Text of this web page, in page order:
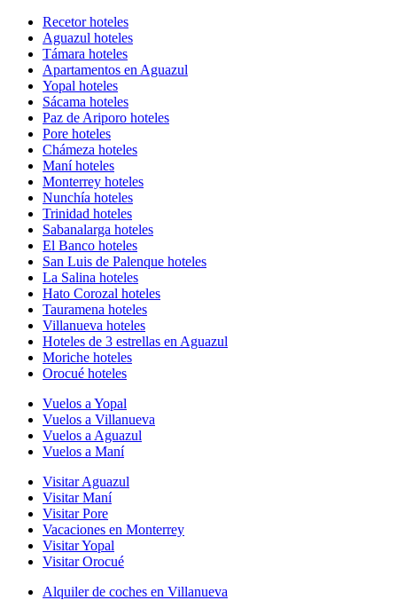
Recetor hoteles
Aguazul hoteles
Támara hoteles
Apartamentos en Aguazul
Yopal hoteles
Sácama hoteles
Paz de Ariporo hoteles
Pore hoteles
Chámeza hoteles
Maní hoteles
Monterrey hoteles
Nunchía hoteles
Trinidad hoteles
Sabanalarga hoteles
El Banco hoteles
San Luis de Palenque hoteles
La Salina hoteles
Hato Corozal hoteles
Tauramena hoteles
Villanueva hoteles
Hoteles de 3 estrellas en Aguazul
Moriche hoteles
Orocué hoteles
Vuelos a Yopal
Vuelos a Villanueva
Vuelos a Aguazul
Vuelos a Maní
Visitar Aguazul
Visitar Maní
Visitar Pore
Vacaciones en Monterrey
Visitar Yopal
Visitar Orocué
Alquiler de coches en Villanueva